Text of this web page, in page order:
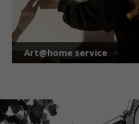
Art@home service